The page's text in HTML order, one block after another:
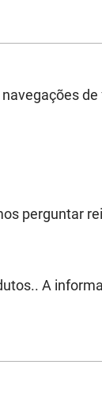
perguntar
A